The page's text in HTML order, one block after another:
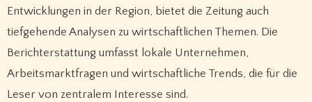
Entwicklungen in der Region, bietet die Zeitung auch
tiefgehende Analysen zu wirtschaftlichen Themen. Die
Berichterstattung umfasst lokale Unternehmen,
Arbeitsmarktfragen und wirtschaftliche Trends, die für die
Leser von zentralem Interesse sind.